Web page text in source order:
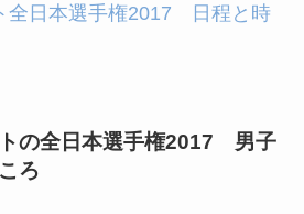
全日本選手権2017 日程と時
の全日本選手権2017 男子
ろ